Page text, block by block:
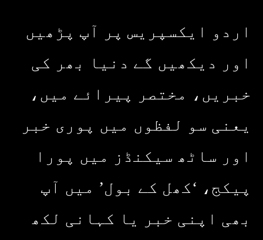
اردو ایکسپریس پر آپ پڑھیں
اور دیکھیں گے دنیا بھر کی
خبریں، مختصر پیرائے میں،
یعنی سو لفظوں میں پوری خبر
اور ساٹھ سیکنڈز میں پورا
پیکج، ‘کھل کے بول’ میں آپ
بھی اپنی خبر یا کہانی لکھ